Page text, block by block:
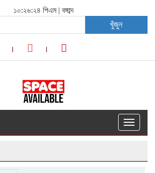
১০:২৬:২৪ পিএম| বঙ্গাব্দ
খুঁজুন
Toggle